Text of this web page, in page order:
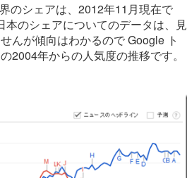
のシェアは、2012年11月現在で
のシェアについてのデータは、見
んが傾向はわかるので Google ト
2004年からの人気度の推移です。